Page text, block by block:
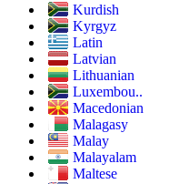
Kurdish
Kyrgyz
Latin
Latvian
Lithuanian
Luxembou..
Macedonian
Malagasy
Malay
Malayalam
Maltese